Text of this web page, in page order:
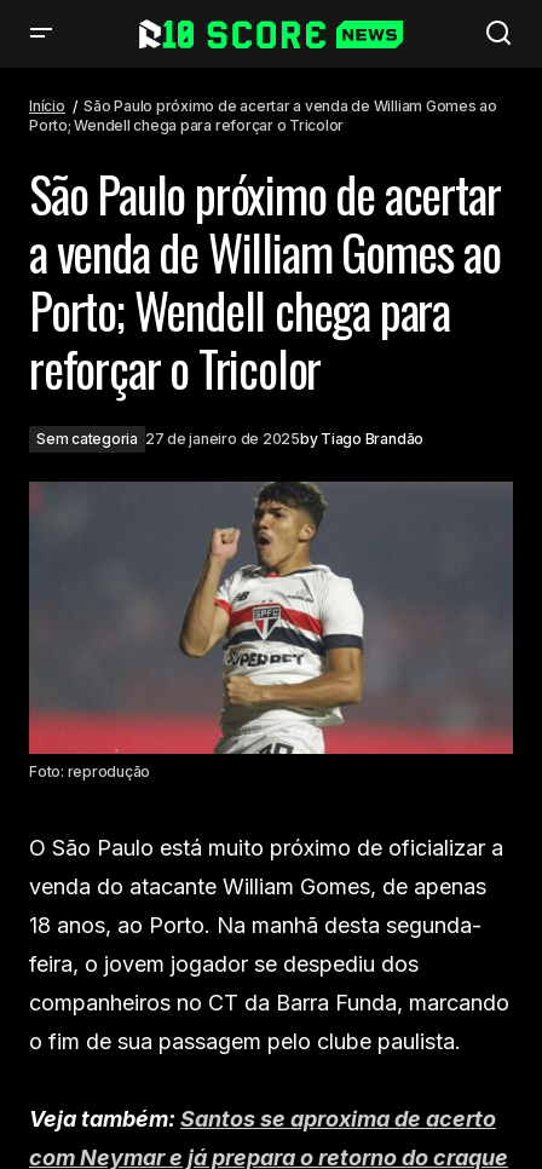
Wendell chega para reforçar o Tricolor
Início
São Paulo próximo de acertar a venda de William Gomes ao
Porto; Wendell chega para reforçar o Tricolor
São Paulo próximo de acertar
a venda de William Gomes ao
Porto; Wendell chega para
reforçar o Tricolor
Sem categoria 27 de janeiro de 2025by Tiago Brandão
Foto: reprodução
O São Paulo está muito próximo de oficializar a
venda do atacante William Gomes, de apenas
18 anos, ao Porto. Na manhã desta segunda-
feira, o jovem jogador se despediu dos
companheiros no CT da Barra Funda, marcando
o fim de sua passagem pelo clube paulista.
Veja também: Santos se aproxima de acerto
com Neymar e já prepara o retorno do craque